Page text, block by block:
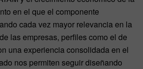
en el que el componente
cada vez mayor relevancia en la
las empresas, perfiles como el de
una experiencia consolidada en el
nos permiten seguir diseñando